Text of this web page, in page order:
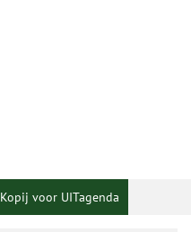
Kopij voor UITagenda